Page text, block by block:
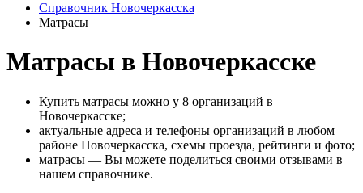
Справочник Новочеркасска
Матрасы
Матрасы в Новочеркасске
Купить матрасы можно у 8 организаций в
Новочеркасске;
актуальные адреса и телефоны организаций в любом
районе Новочеркасска, схемы проезда, рейтинги и фото;
матрасы — Вы можете поделиться своими отзывами в
нашем справочнике.